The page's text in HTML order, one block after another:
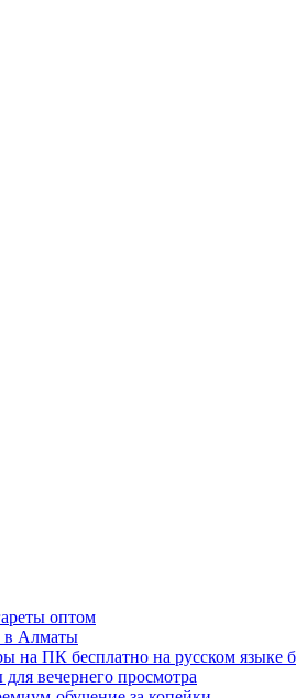
оптом
в Алматы
на ПК бесплатно на русском языке
вечернего просмотра